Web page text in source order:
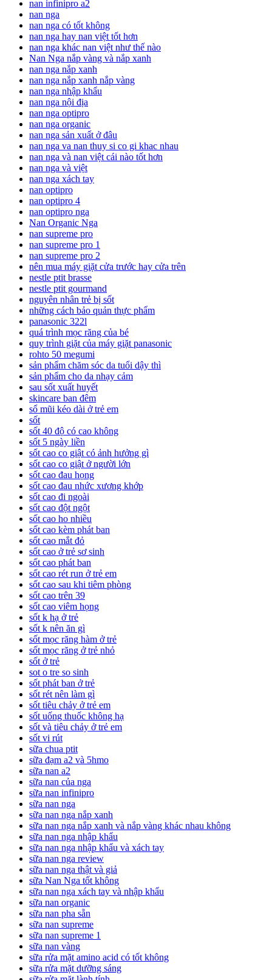
nan infinipro a2
nan nga
nan nga có tốt không
nan nga hay nan việt tốt hơn
nan nga khác nan việt như thế nào
Nan Nga nắp vàng và nắp xanh
nan nga nắp xanh
nan nga nắp xanh nắp vàng
nan nga nhập khẩu
nan nga nội địa
nan nga optipro
nan nga organic
nan nga sản xuất ở đâu
nan nga va nan thuy si co gi khac nhau
nan nga và nan việt cái nào tốt hơn
nan nga và việt
nan nga xách tay
nan optipro
nan optipro 4
nan optipro nga
Nan Organic Nga
nan supreme pro
nan supreme pro 1
nan supreme pro 2
nên mua máy giặt cửa trước hay cửa trên
nestle ptit brasse
nestle ptit gourmand
nguyên nhân trẻ bị sốt
những cách bảo quản thực phẩm
panasonic 322l
quá trình mọc răng của bé
quy trình giặt của máy giặt panasonic
rohto 50 megumi
sản phẩm chăm sóc da tuổi dậy thì
sản phẩm cho da nhạy cảm
sau sốt xuất huyết
skincare ban đêm
sổ mũi kéo dài ở trẻ em
sốt
sốt 40 độ có cao không
sốt 5 ngày liền
sốt cao co giật có ảnh hưởng gì
sốt cao co giật ở người lớn
sốt cao đau họng
sốt cao đau nhức xương khớp
sốt cao đi ngoài
sốt cao đột ngột
sốt cao ho nhiều
sốt cao kèm phát ban
sốt cao mắt đỏ
sốt cao ở trẻ sơ sinh
sốt cao phát ban
sốt cao rét run ở trẻ em
sốt cao sau khi tiêm phòng
sốt cao trên 39
sốt cao viêm họng
sốt k hạ ở trẻ
sốt k nên ăn gì
sốt mọc răng hàm ở trẻ
sốt mọc răng ở trẻ nhỏ
sốt ở trẻ
sot o tre so sinh
sốt phát ban ở trẻ
sốt rét nên làm gì
sốt tiêu chảy ở trẻ em
sốt uống thuốc không hạ
sốt và tiêu chảy ở trẻ em
sốt vi rút
sữa chua ptit
sữa đạm a2 và 5hmo
sữa nan a2
sữa nan của nga
sữa nan infinipro
sữa nan nga
sữa nan nga nắp xanh
sữa nan nga nắp xanh và nắp vàng khác nhau không
sữa nan nga nhập khẩu
sữa nan nga nhập khẩu và xách tay
sữa nan nga review
sữa nan nga thật và giả
sữa Nan Nga tốt không
sữa nan nga xách tay và nhập khẩu
sữa nan organic
sữa nan pha sẵn
sữa nan supreme
sữa nan supreme 1
sữa nan vàng
sữa rửa mặt amino acid có tốt không
sữa rửa mặt dưỡng sáng